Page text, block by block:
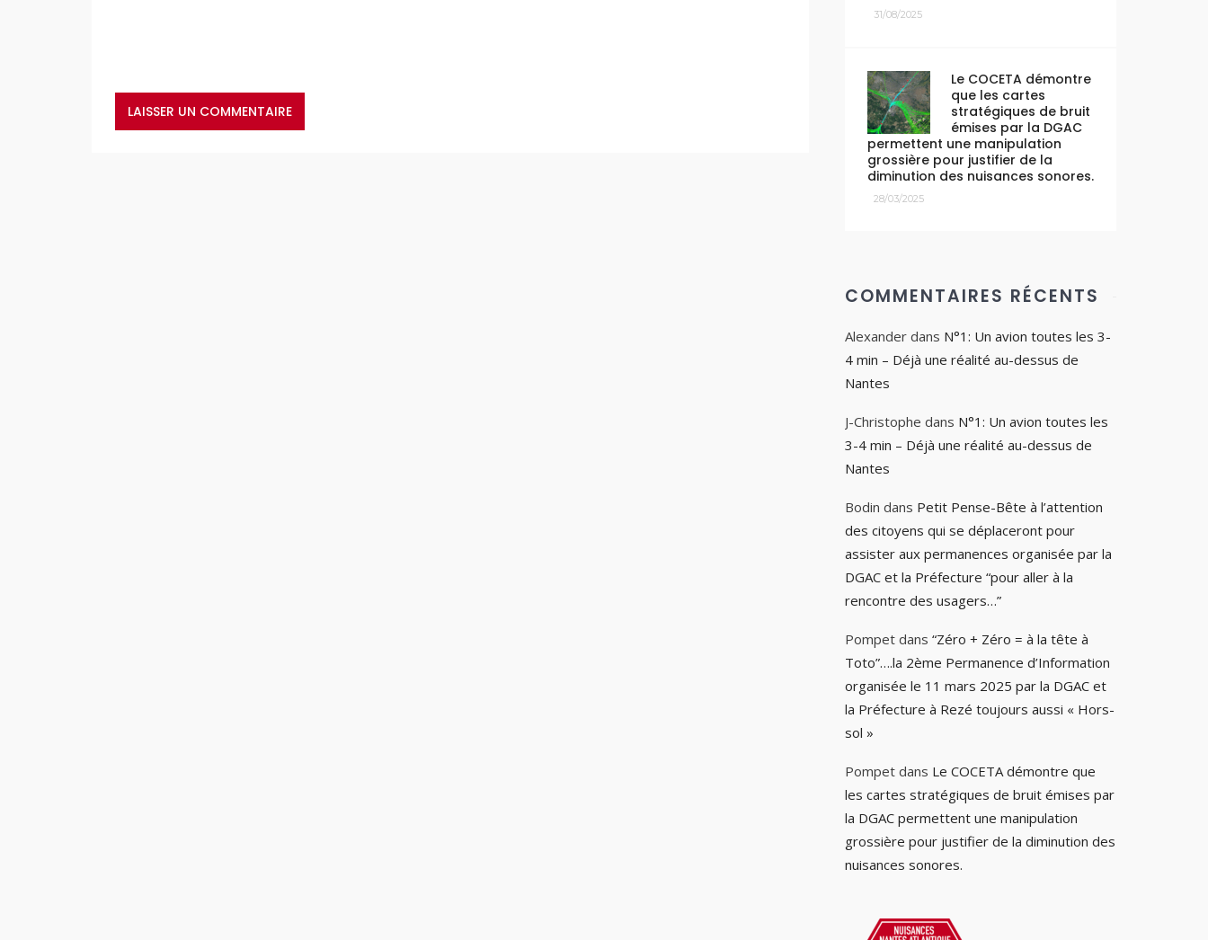
31/08/2025
Le COCETA démontre
que les cartes
stratégiques de bruit
émises par la DGAC
permettent une manipulation
grossière pour justifier de la
diminution des nuisances sonores.
28/03/2025
COMMENTAIRES RÉCENTS
Alexander dans N°1: Un avion toutes les 3-
4 min – Déjà une réalité au-dessus de
Nantes
J-Christophe dans N°1: Un avion toutes les
3-4 min – Déjà une réalité au-dessus de
Nantes
Bodin dans Petit Pense-Bête à l’attention
des citoyens qui se déplaceront pour
assister aux permanences organisée par la
DGAC et la Préfecture “pour aller à la
rencontre des usagers…”
Pompet dans “Zéro + Zéro = à la tête à
Toto”….la 2ème Permanence d’Information
organisée le 11 mars 2025 par la DGAC et
la Préfecture à Rezé toujours aussi « Hors-
sol »
Pompet dans Le COCETA démontre que
les cartes stratégiques de bruit émises par
la DGAC permettent une manipulation
grossière pour justifier de la diminution des
nuisances sonores.